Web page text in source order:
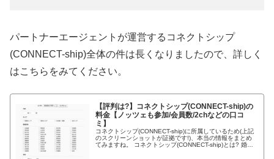
パートナーエージェントが運営するコネクトシップ
(CONNECT-ship)全体の件は長くなりましたので、詳しく
はこちらをみてください。
【評判は?】コネクトシップ(CONNECT-ship)の
料金【ノッツェも参加/会員数/2chなどの口コ
ミ】
コネクトシップ(CONNECT-ship)に所属しているため(上記
のスクリーンショットが証拠です!)、本当の情報をまとめ
てみますね。 コネクトシップ(CONNECT-ship)とは? 婚活